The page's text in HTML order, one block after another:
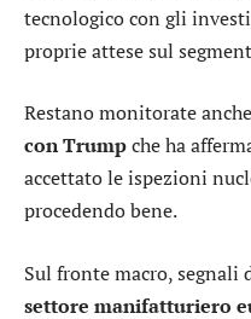
tecnologico con gli
proprie attese sul
Restano monitorate
con Trumpche ha
accettato le ispezioni
procedendo bene.
Sul fronte macro, segnali
settore manifatturiero